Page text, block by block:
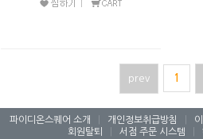
prev 1
파이디온스퀘어 소개 개인정보취급방침
회원탈퇴
서점 주문 시스템